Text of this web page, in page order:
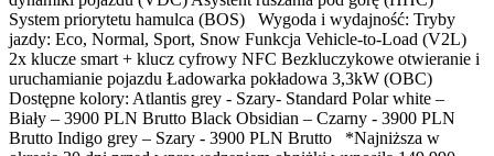
System priorytetu hamulca (BOS) Wygoda i wydajność: Tryby
jazdy: Eco, Normal, Sport, Snow Funkcja Vehicle-to-Load (V2L)
2x klucze smart + klucz cyfrowy NFC Bezkluczykowe otwieranie i
uruchamianie pojazdu Ładowarka pokładowa 3,3kW (OBC)
Dostępne kolory: Atlantis grey - Szary- Standard Polar white –
Biały – 3900 PLN Brutto Black Obsidian – Czarny - 3900 PLN
Brutto Indigo grey – Szary - 3900 PLN Brutto *Najniższa w